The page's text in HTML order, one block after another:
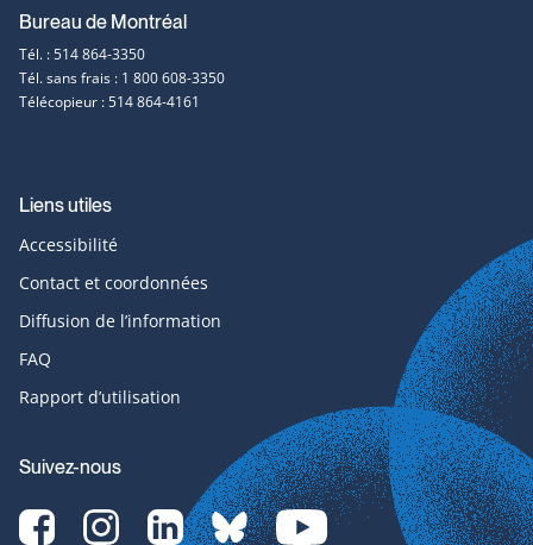
Bureau de Montréal
Tél. : 514 864-3350
Tél. sans frais : 1 800 608-3350
Télécopieur : 514 864-4161
Liens utiles
Accessibilité
Contact et coordonnées
Diffusion de l’information
FAQ
Rapport d’utilisation
Suivez-nous
Facebook-Instagram-LinkedIn- bluesky-
YouTube-